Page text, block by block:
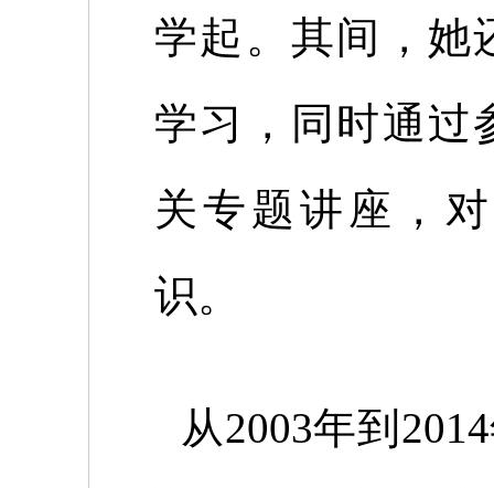
学起。其间，她
学习，同时通过
关专题讲座，
识。
从2003年到 2014